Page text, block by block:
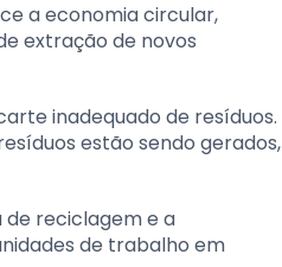
a economia circular,
extração de novos
inadequado de resíduos.
estão sendo gerados,
de reciclagem e a
de trabalho em